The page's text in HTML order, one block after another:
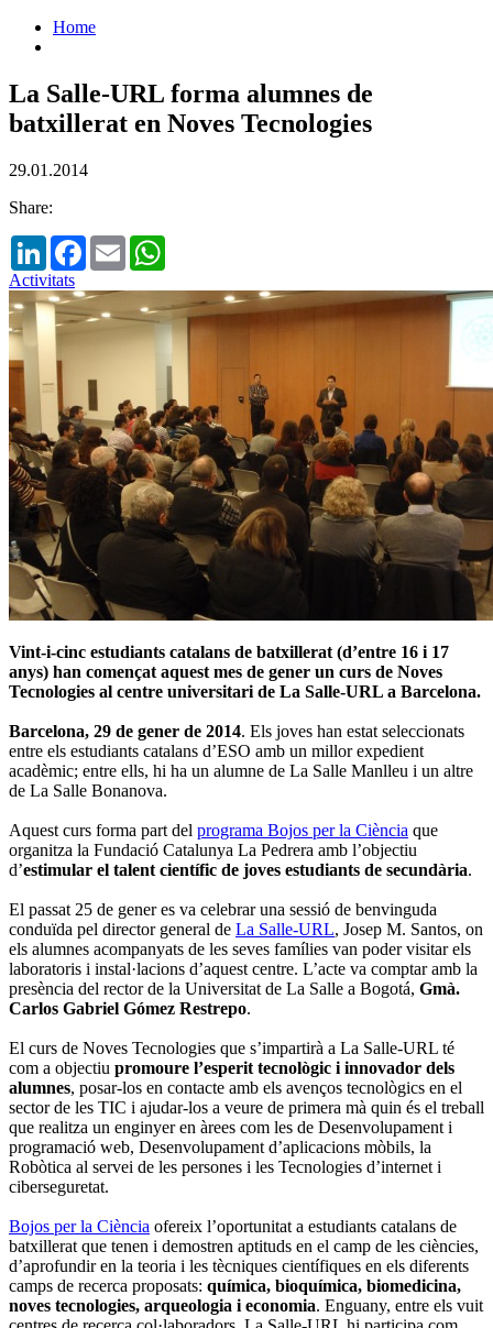
Home
La Salle-URL forma alumnes de
batxillerat en Noves Tecnologies
29.01.2014
Share:
LinkedInFacebook
Email
Activitats
Vint-i-cinc estudiants catalans de batxillerat (d’entre 16 i 17
anys) han començat aquest mes de gener un curs de Noves
Tecnologies al centre universitari de La Salle-URL a Barcelona.
Barcelona, 29 de gener de 2014. Els joves han estat seleccionats
entre els estudiants catalans d’ESO amb un millor expedient
acadèmic; entre ells, hi ha un alumne de La Salle Manlleu i un altre
de La Salle Bonanova.
Aquest curs forma part del programa Bojos per la Ciència que
organitza la Fundació Catalunya La Pedrera amb l’objectiu
d’estimular el talent científic de joves estudiants de secundària.
El passat 25 de gener es va celebrar una sessió de benvinguda
conduïda pel director general de La Salle-URL, Josep M. Santos, on
els alumnes acompanyats de les seves famílies van poder visitar els
laboratoris i instal·lacions d’aquest centre. L’acte va comptar amb la
presència del rector de la Universitat de La Salle a Bogotá, Gmà.
Carlos Gabriel Gómez Restrepo.
El curs de Noves Tecnologies que s’impartirà a La Salle-URL té
com a objectiu promoure l’esperit tecnològic i innovador dels
alumnes, posar-los en contacte amb els avenços tecnològics en el
sector de les TIC i ajudar-los a veure de primera mà quin és el treball
que realitza un enginyer en àrees com les de Desenvolupament i
programació web, Desenvolupament d’aplicacions mòbils, la
Robòtica al servei de les persones i les Tecnologies d’internet i
ciberseguretat.
Bojos per la Ciència ofereix l’oportunitat a estudiants catalans de
batxillerat que tenen i demostren aptituds en el camp de les ciències,
d’aprofundir en la teoria i les tècniques científiques en els diferents
camps de recerca proposats: química, bioquímica, biomedicina,
noves tecnologies, arqueologia i economia. Enguany, entre els vuit